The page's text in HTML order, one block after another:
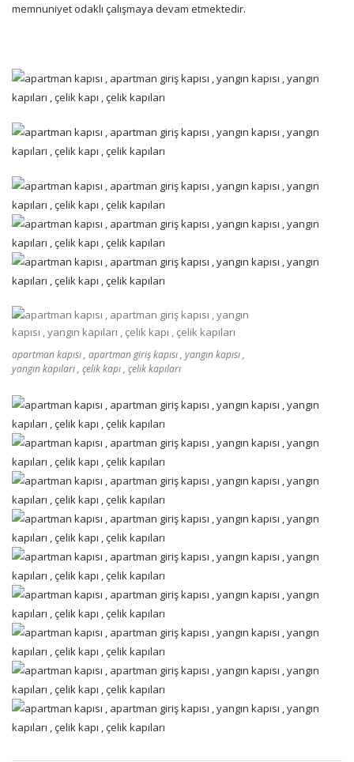
memnuniyet odaklı çalışmaya devam etmektedir.
apartman kapısı , apartman giriş kapısı , yangın kapısı ,
yangın kapıları , çelik kapı , çelik kapıları